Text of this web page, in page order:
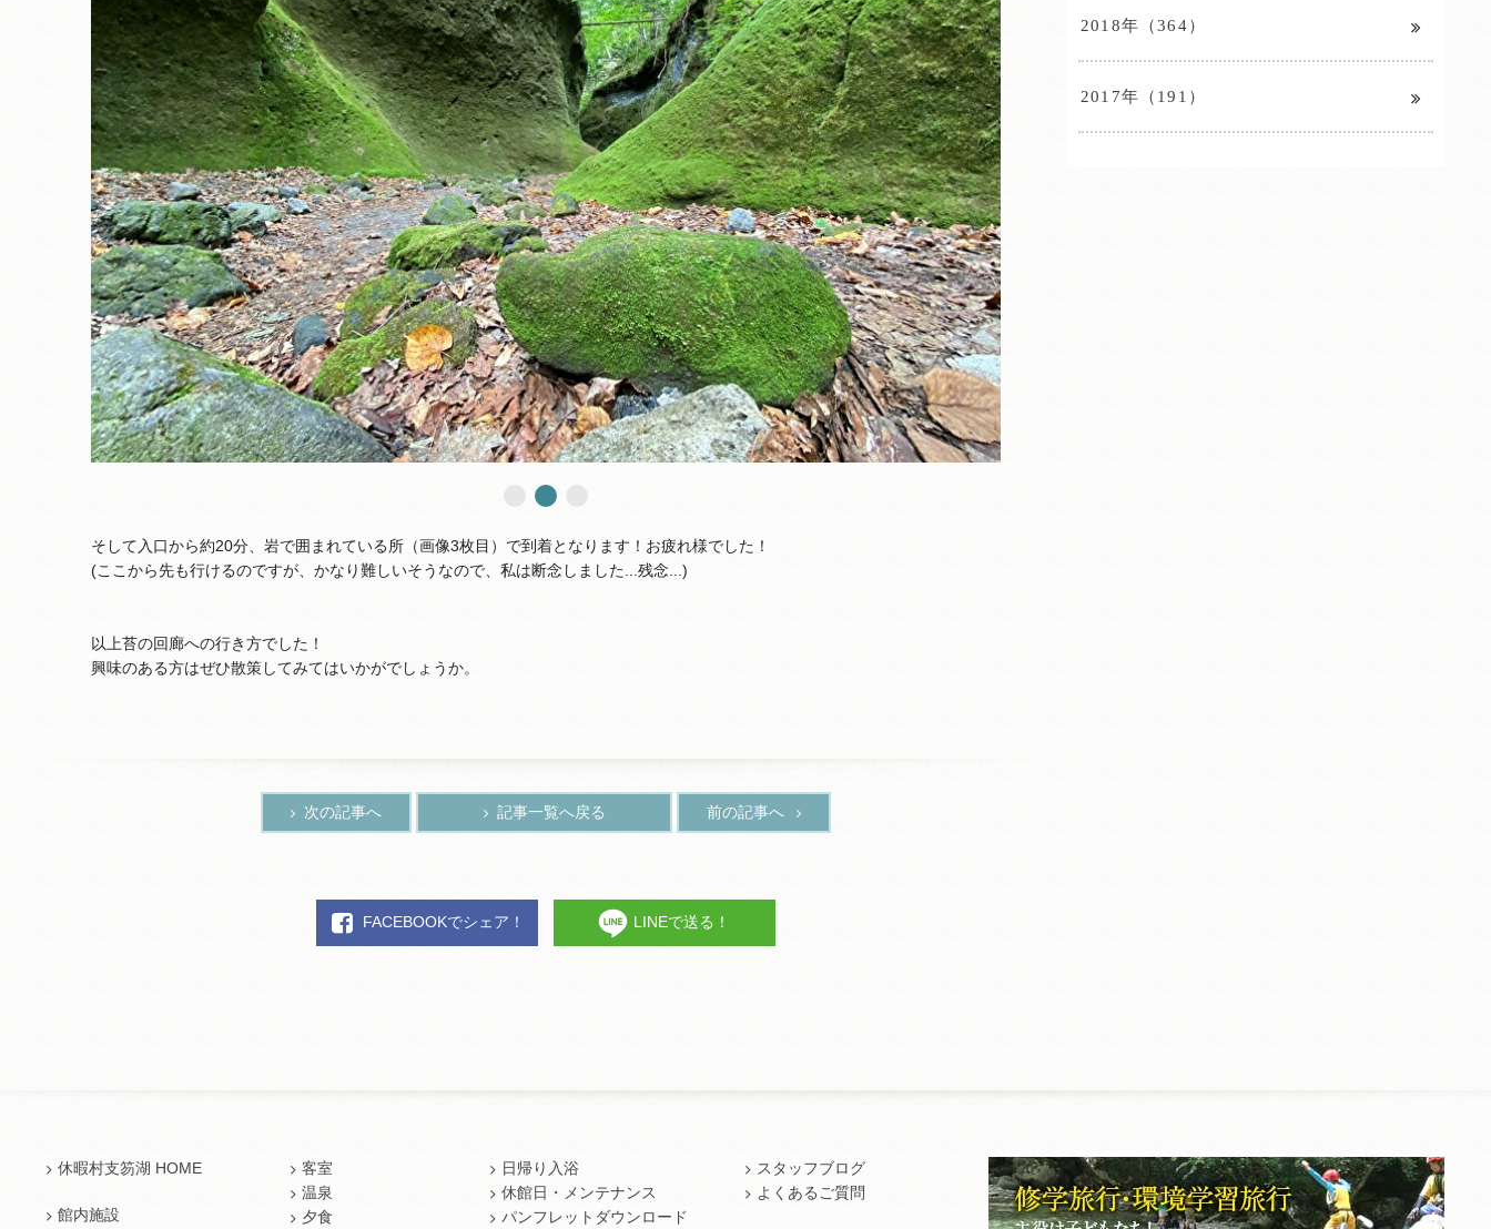
そして入口から約20分、岩で囲まれている所（画像3枚目）で到着となります！お疲れ様でした！
(ここから先も行けるのですが、かなり難しいそうなので、私は断念しました...残念...)
以上苔の回廊への行き方でした！
興味のある方はぜひ散策してみてはいかがでしょうか。
次の記事へ 記事一覧へ戻る 前の記事へ
FACEBOOKでシェア！ LINEで送る！
2018年（364）
2017年（191）
休暇村支笏湖 HOME
館内施設
客室
温泉
夕食
日帰り入浴
休館日・メンテナンス
パンフレットダウンロード
スタッフブログ
よくあるご質問